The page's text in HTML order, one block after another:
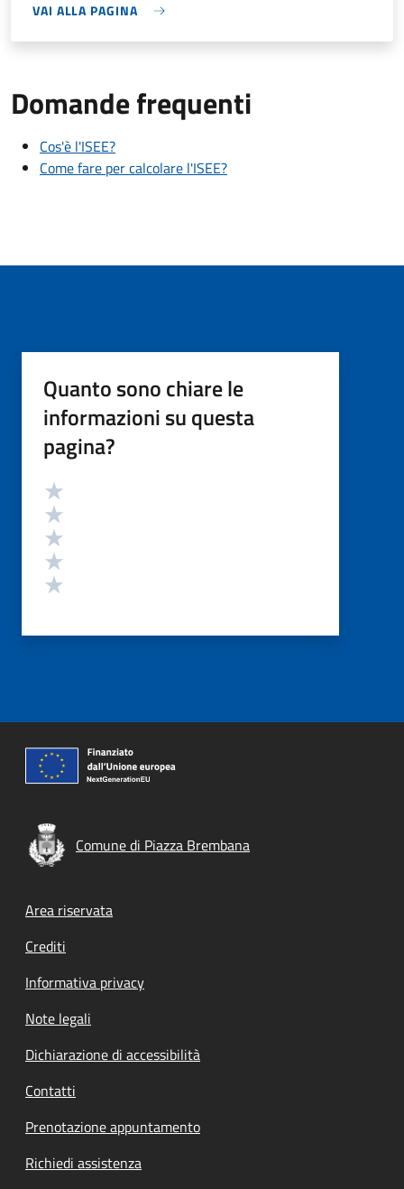
VAI ALLA PAGINA
Domande frequenti
Cos'è l'ISEE?
Come fare per calcolare l'ISEE?
Quanto sono chiare le
informazioni su questa
pagina?
Valutazione
Comune di Piazza Brembana
Footer menu
Area riservata
Crediti
Informativa privacy
Note legali
Dichiarazione di accessibilità
Contatti
Prenotazione appuntamento
Richiedi assistenza